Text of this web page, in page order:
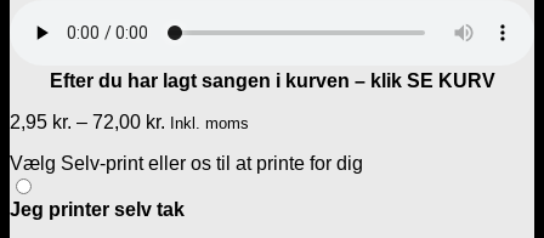
Efter du har lagt sangen i kurven – klik SE KURV
2,95 kr. – 72,00 kr. Prisinterval:
til
Inkl. moms
Vælg Selv-print eller os til at printe for dig
Jeg printer selv tak